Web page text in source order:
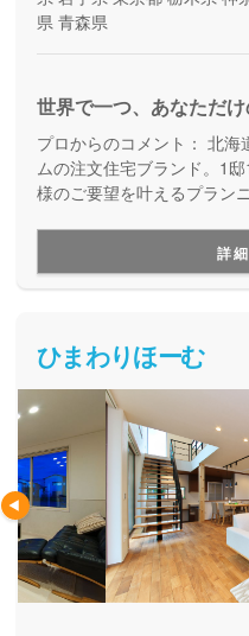
県 青森県
世界で一つ、あなただ
プロからのコメント： 北海
ムの注文住宅ブランド。1
様のご要望を叶えるプラン
詳
ひまわりほーむ